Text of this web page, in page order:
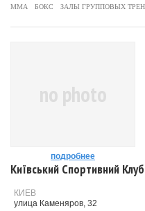
MMA БОКС ЗАЛЫ ГРУППОВЫХ
no photo
подробнее
Київський Спортивний
КИЕВ
улица Каменяров, 32